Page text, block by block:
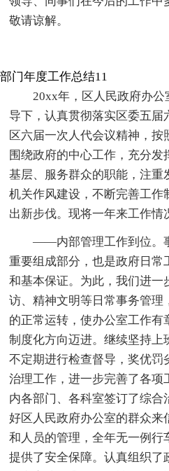
敬请谅解。
部门年度工作总结11
20xx年，区人民政府办
导下，认真贯彻落实区委五届
区六届一次人代会议精神，按
围绕政府的中心工作，充分发
基层、服务群众的职能，注重
机关作风建设，不断完善工作
出新步伐。现将一年来工作情
——内部管理工作到位。
重要组成部分，也是政府日常
和基本保证。为此，我们进一
访、精神文明等日常事务管理
的正常运转，使办公室工作有
制度化方向迈进。继续坚持上
不定期进行检查督导，奖优罚
治理工作，进一步完善了各项
内各部门、各科室签订了综合
好区人民政府办公室的群众来
和人员的管理，全年无一例行
提供了安全保障。认真组织了